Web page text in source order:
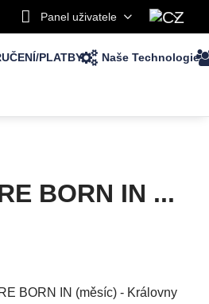
Panel uživatele
PLATBY Naše Technologie
BORN IN ...
BORN IN (měsíc) - Královny